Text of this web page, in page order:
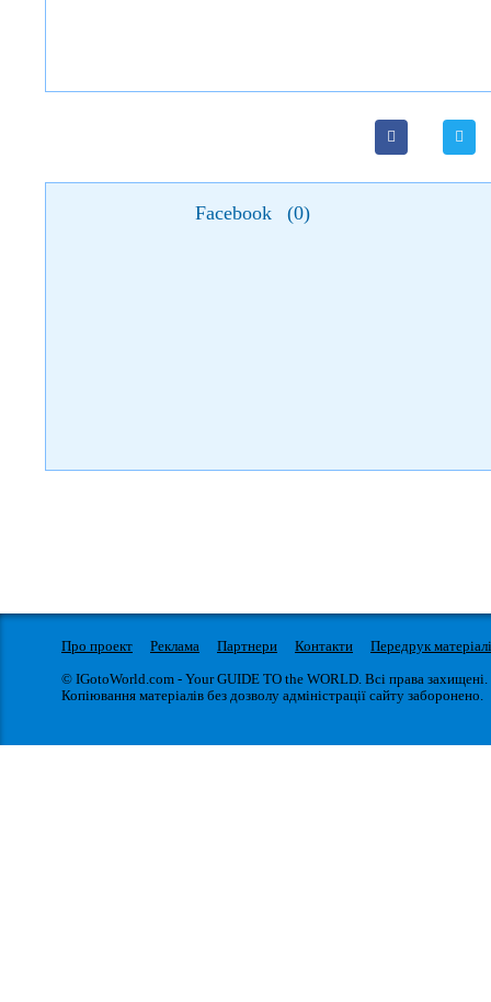
Facebook (0)
Про проект Реклама Партнери Контакти
Передрук
© IGotoWorld.com - Your GUIDE TO the WORLD. Всі права захищені.
Копіювання матеріалів без дозволу адміністрації сайту заборонено.